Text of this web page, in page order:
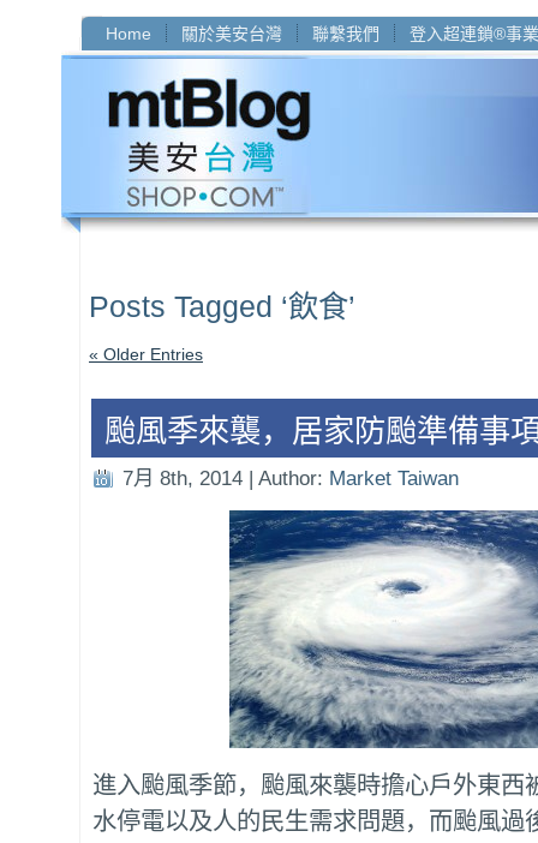
Home 關於美安台灣 聯繫我們 登入超連鎖®事業
Posts Tagged ‘飲食’
« Older Entries
颱風季來襲，居家防颱準備事
7月 8th, 2014 | Author: Market Taiwan
進入颱風季節，颱風來襲時擔心戶外東西
水停電以及人的民生需求問題，而颱風過